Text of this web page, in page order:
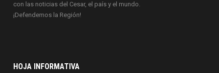
con las noticias del Cesar, el país y el mundo.
¡Defendemos la Región!
HOJA INFORMATIVA